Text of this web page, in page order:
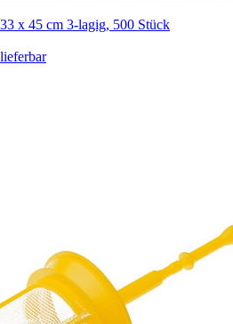
x 45 cm 3-lagig, 500 Stück